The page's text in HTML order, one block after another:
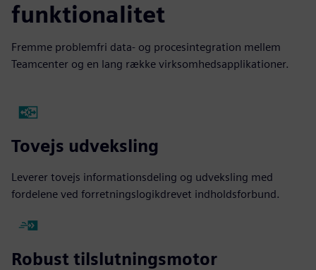
funktionalitet
Fremme problemfri data- og procesintegration mellem
Teamcenter og en lang række virksomhedsapplikationer.
Tovejs udveksling
Leverer tovejs informationsdeling og udveksling med
fordelene ved forretningslogikdrevet indholdsforbund.
Robust tilslutningsmotor